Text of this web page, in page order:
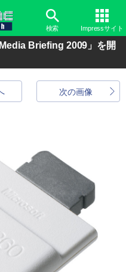
検索 Impressサイト
Briefing 2009」を開
次の画像